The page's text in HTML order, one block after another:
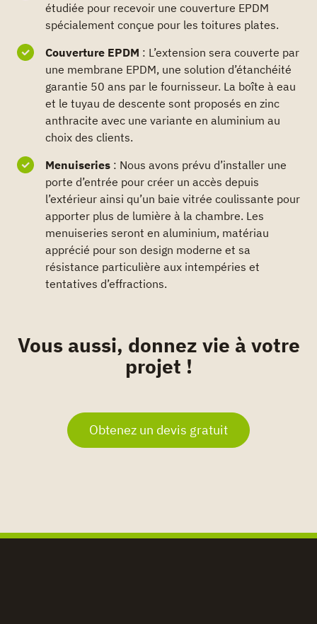
étudiée pour recevoir une couverture EPDM
spécialement conçue pour les toitures plates.
Couverture EPDM : L’extension sera couverte par
une membrane EPDM, une solution d’étanchéité
garantie 50 ans par le fournisseur. La boîte à eau
et le tuyau de descente sont proposés en zinc
anthracite avec une variante en aluminium au
choix des clients.
Menuiseries : Nous avons prévu d’installer une
porte d’entrée pour créer un accès depuis
l’extérieur ainsi qu’un baie vitrée coulissante pour
apporter plus de lumière à la chambre. Les
menuiseries seront en aluminium, matériau
apprécié pour son design moderne et sa
résistance particulière aux intempéries et
tentatives d’effractions.
Vous aussi, donnez vie à votre
projet !
Obtenez un devis gratuit